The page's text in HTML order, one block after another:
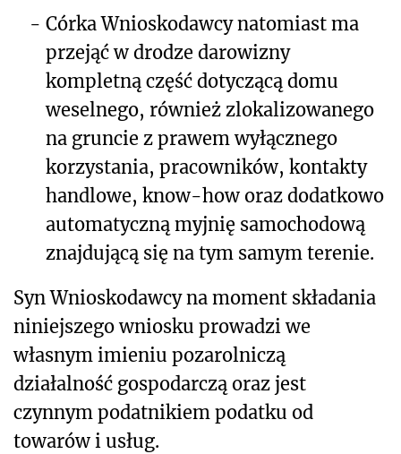
- Córka Wnioskodawcy natomiast ma
przejąć w drodze darowizny
kompletną część dotyczącą domu
weselnego, również zlokalizowanego
na gruncie z prawem wyłącznego
korzystania, pracowników, kontakty
handlowe, know-how oraz dodatkowo
automatyczną myjnię samochodową
znajdującą się na tym samym terenie.
Syn Wnioskodawcy na moment składania
niniejszego wniosku prowadzi we
własnym imieniu pozarolniczą
działalność gospodarczą oraz jest
czynnym podatnikiem podatku od
towarów i usług.